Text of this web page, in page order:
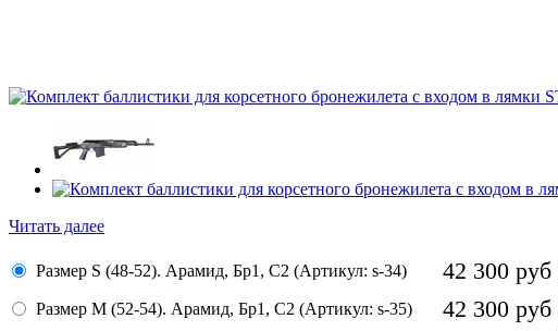
Читать далее
Размер S (48-52). Арамид, Бр1, С2 (Артикул: s-34) 42 300 руб
Размер M (52-54). Арамид, Бр1, С2 (Артикул: s-35) 42 300 руб